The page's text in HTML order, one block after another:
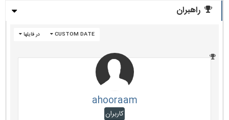
راهبران
در فایلها CUSTOM DATE
ahooraam
کاربران